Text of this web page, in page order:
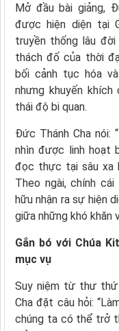
Mở đầu bài giảng,
được hiện diện tại
truyền thống lâu
thách đố của thời
bối cảnh tục hóa
nhưng khuyến
thái độ bi quan.
Đức Thánh Cha nói:
nhìn được linh hoạt
đọc thực tại sâu xa
Theo ngài, chính
hữu nhận ra sự hiện
giữa những khó khăn
Gắn bó với Chúa
mục vụ
Suy niệm từ thư thứ
Cha đặt câu hỏi:
chúng ta có thể trở